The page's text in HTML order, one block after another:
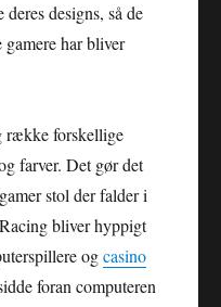
designs, så de
gamere har bliver
række forskellige
farver. Det gør det
stol der falder i
bliver hyppigt
ogcasino
foran computeren